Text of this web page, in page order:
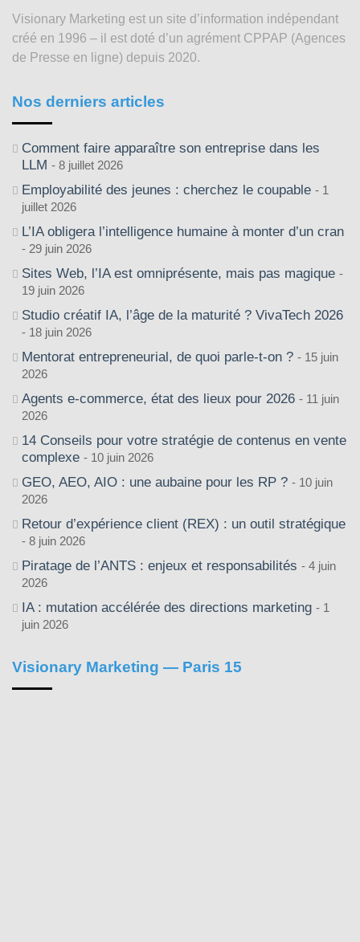
2003
Visionary Marketing est un site d’information indépendant
créé en 1996 – il est doté d’un agrément CPPAP (Agences
de Presse en ligne) depuis 2020.
Nos derniers articles
Comment faire apparaître son entreprise dans les
LLM
8 juillet 2026
Employabilité des jeunes : cherchez le coupable
1
juillet 2026
L’IA obligera l’intelligence humaine à monter d’un cran
29 juin 2026
Sites Web, l’IA est omniprésente, mais pas magique
19 juin 2026
Studio créatif IA, l’âge de la maturité ? VivaTech 2026
18 juin 2026
Mentorat entrepreneurial, de quoi parle-t-on ?
15 juin
2026
Agents e-commerce, état des lieux pour 2026
11 juin
2026
14 Conseils pour votre stratégie de contenus en vente
complexe
10 juin 2026
GEO, AEO, AIO : une aubaine pour les RP ?
10 juin
2026
Retour d’expérience client (REX) : un outil stratégique
8 juin 2026
Piratage de l’ANTS : enjeux et responsabilités
4 juin
2026
IA : mutation accélérée des directions marketing
1
juin 2026
Visionary Marketing — Paris 15